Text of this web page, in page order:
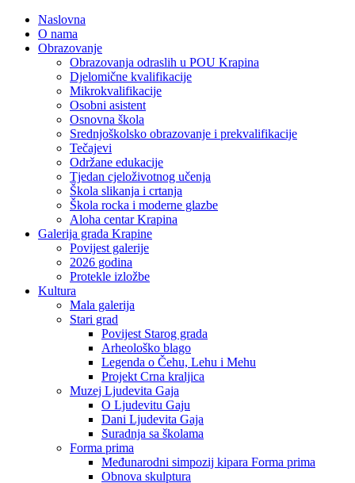
Naslovna
O nama
Obrazovanje
Obrazovanja odraslih u POU Krapina
Djelomične kvalifikacije
Mikrokvalifikacije
Osobni asistent
Osnovna škola
Srednjoškolsko obrazovanje i prekvalifikacije
Tečajevi
Održane edukacije
Tjedan cjeloživotnog učenja
Škola slikanja i crtanja
Škola rocka i moderne glazbe
Aloha centar Krapina
Galerija grada Krapine
Povijest galerije
2026 godina
Protekle izložbe
Kultura
Mala galerija
Stari grad
Povijest Starog grada
Arheološko blago
Legenda o Čehu, Lehu i Mehu
Projekt Crna kraljica
Muzej Ljudevita Gaja
O Ljudevitu Gaju
Dani Ljudevita Gaja
Suradnja sa školama
Forma prima
Međunarodni simpozij kipara Forma prima
Obnova skulptura